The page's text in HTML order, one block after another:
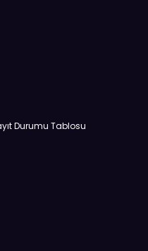
Durumu Tablosu